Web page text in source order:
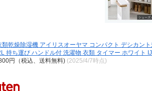
類乾燥除湿機 アイリスオーヤマ コンパクト デシカン
持ち運び ハンドル付 洗濯物 衣類 タイマー ホワイト
円（税込、送料無料) (2025/4/7時点)